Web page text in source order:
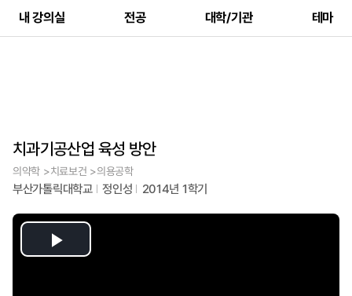
내 강의실 전공 대학/기관 테마
치과기공산업 육성 방안
의약학 >치료보건 >의용공학
부산가톨릭대학교 정인성 2014년 1학기
Play